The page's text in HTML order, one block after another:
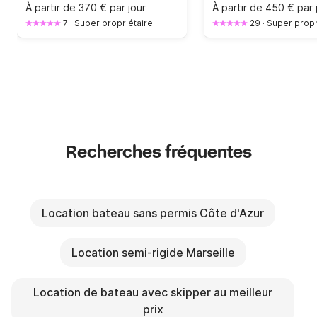
À partir de 370 € par jour
7 · Super propriétaire
À partir de 450 € par
29 · Super
Recherches fréquentes
Location bateau sans permis Côte d'Azur
Location semi-rigide Marseille
Location de bateau avec skipper au meilleur
prix